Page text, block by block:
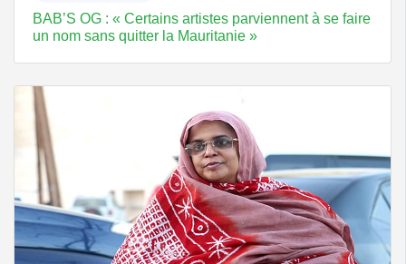
BAB’S OG : « Certains artistes parviennent à se faire
un nom sans quitter la Mauritanie »